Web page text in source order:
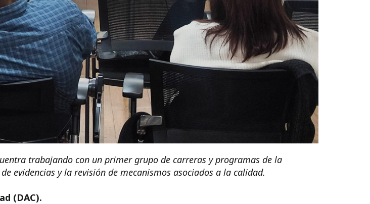
trabajando con un primer grupo de carreras y programas de la
evidencias y la revisión de mecanismos asociados a la calidad.
(DAC).